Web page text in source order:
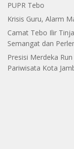
PUPR Tebo
Krisis Guru, Alarm
Camat Tebo Ilir
Semangat dan
Presisi Merdeka
Pariwisata Kota